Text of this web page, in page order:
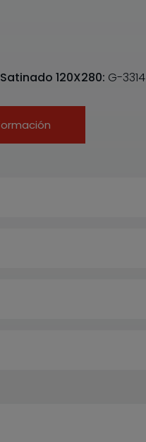
120X280: G-3314